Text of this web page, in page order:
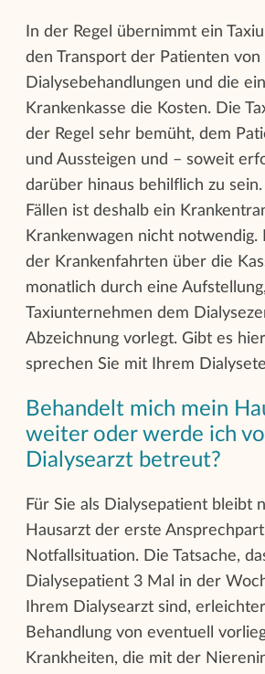
In der Regel übernimmt ein
den Transport der Patienten von
Dialysebehandlungen und die
Krankenkasse die Kosten. Die
der Regel sehr bemüht, dem
und Aussteigen und – soweit
darüber hinaus behilflich zu
Fällen ist deshalb ein
Krankenwagen nicht notwendig.
der Krankenfahrten über die
monatlich durch eine
Taxiunternehmen dem
Abzeichnung vorlegt. Gibt es
sprechen Sie mit Ihrem
Behandelt mich mein
weiter oder werde ich
Dialysearzt betreut?
Für Sie als Dialysepatient bleibt
Hausarzt der erste
Notfallsituation. Die Tatsache,
Dialysepatient 3 Mal in der
Ihrem Dialysearzt sind,
Behandlung von eventuell
Krankheiten, die mit der